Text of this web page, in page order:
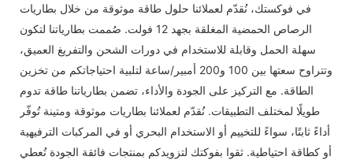
في فوكستك، نُقدّم لعملائنا حلول طاقة موثوقة من خلال بطاريات
الرصاص الحمضية المغلقة بجهد 12 فولت. صُممت بطارياتنا لتكون
سهلة الحمل وقابلة للاستخدام في دورات الشحن والتفريغ العميق،
وتتراوح سعتها بين 100 و200 أمبير/ساعة لتلبية احتياجاتكم من تخزين
الطاقة. مع التركيز على الجودة والأداء، تضمن بطارياتنا طاقة تدوم
طويلًا لمختلف التطبيقات. نُقدّم لعملائنا بطاريات موثوقة ومتينة تُوفّر
أداءً ثابتًا، سواءً للتخييم أو الاستخدام البحري أو في المركبات الترفيهية
أو كطاقة احتياطية. ثقوا بفوكتك لتزويدكم بمنتجات فائقة الجودة تُعطي